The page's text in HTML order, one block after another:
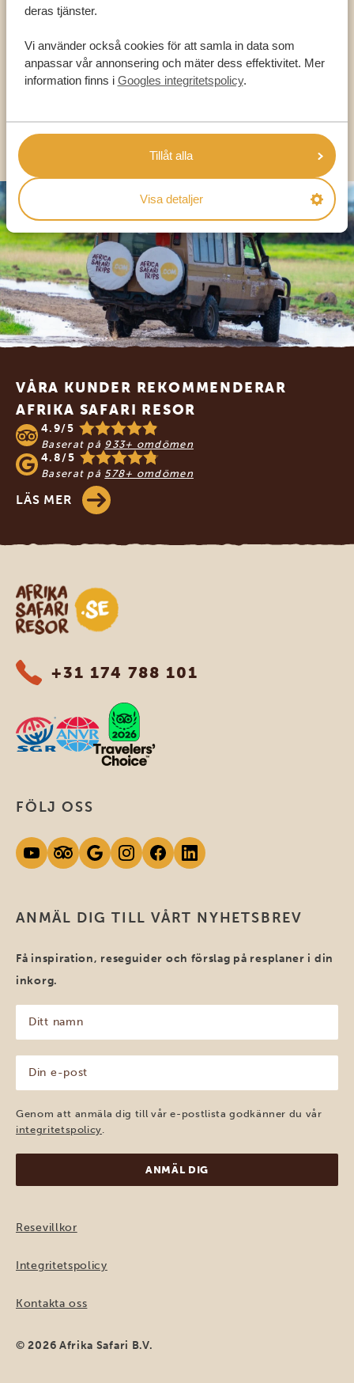
deras tjänster.
Vi använder också cookies för att samla in data som
anpassar vår annonsering och mäter dess effektivitet. Mer
information finns i Googles integritetspolicy.
Tillåt alla
Visa detaljer
VÅRA SPECIALISTER FINNS HÄR FÖR ATT
SV:+31 174 788 101
OLIKA LÄNDER
Footer
VÅRA KUNDER REKOMMENDERAR
AFRIKA SAFARI RESOR
4.9/5
Baserat på 933+ omdömen
4.8/5
Baserat på 578+ omdömen
LÄS MER
Safari-resor i Afrika
+31 174 788 101
ANMÄL DIG TILL VÅRT NYHETSBREV
Få inspiration, reseguider och förslag på resplaner i din
inkorg.
namn
(Obligatoriskt)
post
(Obligatoriskt)
Genom att anmäla dig till vår e-postlista godkänner du vår
integritetspolicy
FÖLJ OSS
Resevillkor
Integritetspolicy
Kontakta oss
© 2026 Afrika Safari B.V.